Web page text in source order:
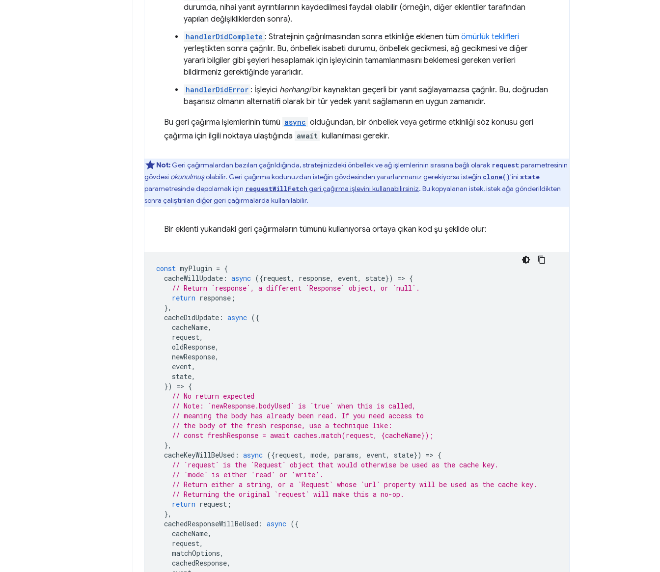
durumda, nihai yanıt ayrıntılarının kaydedilmesi faydalı olabilir (örneğin, diğer eklentiler tarafından
yapılan değişikliklerden sonra).
handlerDidComplete : Stratejinin çağrılmasından sonra etkinliğe eklenen tüm ömürlük teklifleri
yerleştikten sonra çağrılır. Bu, önbellek isabeti durumu, önbellek gecikmesi, ağ gecikmesi ve diğer
yararlı bilgiler gibi şeyleri hesaplamak için işleyicinin tamamlanmasını beklemesi gereken verileri
bildirmeniz gerektiğinde yararlıdır.
handlerDidError : İşleyici herhangibir kaynaktan geçerli bir yanıt sağlayamazsa çağrılır. Bu, doğrudan
başarısız olmanın alternatifi olarak bir tür yedek yanıt sağlamanın en uygun zamanıdır.
Bu geri çağırma işlemlerinin tümü async olduğundan, bir önbellek veya getirme etkinliği söz konusu geri
çağırma için ilgili noktaya ulaştığında await kullanılması gerekir.
Not: Geri çağırmalardan bazıları çağrıldığında, stratejinizdeki önbellek ve ağ işlemlerinin sırasına bağlı olarak request parametresinin
gövdesi okunulmuşolabilir. Geri çağırma kodunuzdan isteğin gövdesinden yararlanmanız gerekiyorsa isteğin clone()'ini state
parametresinde depolamak için requestWillFetch geri çağırma işlevini kullanabilirsiniz. Bu kopyalanan istek, istek ağa gönderildikten
sonra çalıştırılan diğer geri çağırmalarda kullanılabilir.
Bir eklenti yukarıdaki geri çağırmaların tümünü kullanıyorsa ortaya çıkan kod şu şekilde olur:
const myPlugin = {
cacheWillUpdate : async ({request, response, event, state}) => {
// Return `response`, a different `Response` object, or `null`.
return response ;
},
cacheDidUpdate : async ({
cacheName,
request,
oldResponse,
newResponse,
event,
state,
})
=> {
// No return expected
// Note: `newResponse.bodyUsed` is `true` when this is called,
// meaning the body has already been read. If you need access to
// the body of the fresh response, use a technique like:
// const freshResponse = await caches.match(request, {cacheName});
},
cacheKeyWillBeUsed : async ({request, mode, params, event, state}) => {
// `request` is the `Request` object that would otherwise be used as the cache key.
// `mode` is either 'read' or 'write'.
// Return either a string, or a `Request` whose `url` property will be used as the cache key.
// Returning the original `request` will make this a no-op.
return request ;
},
cachedResponseWillBeUsed : async ({
cacheName,
request,
matchOptions,
cachedResponse,